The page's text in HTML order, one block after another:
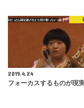
2019.4.24
フォーカスするものが現